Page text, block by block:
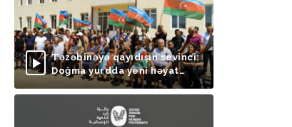
Təzəbinəyə qayıdışın sevinci:
Doğma yurdda yeni həyat
başlayır